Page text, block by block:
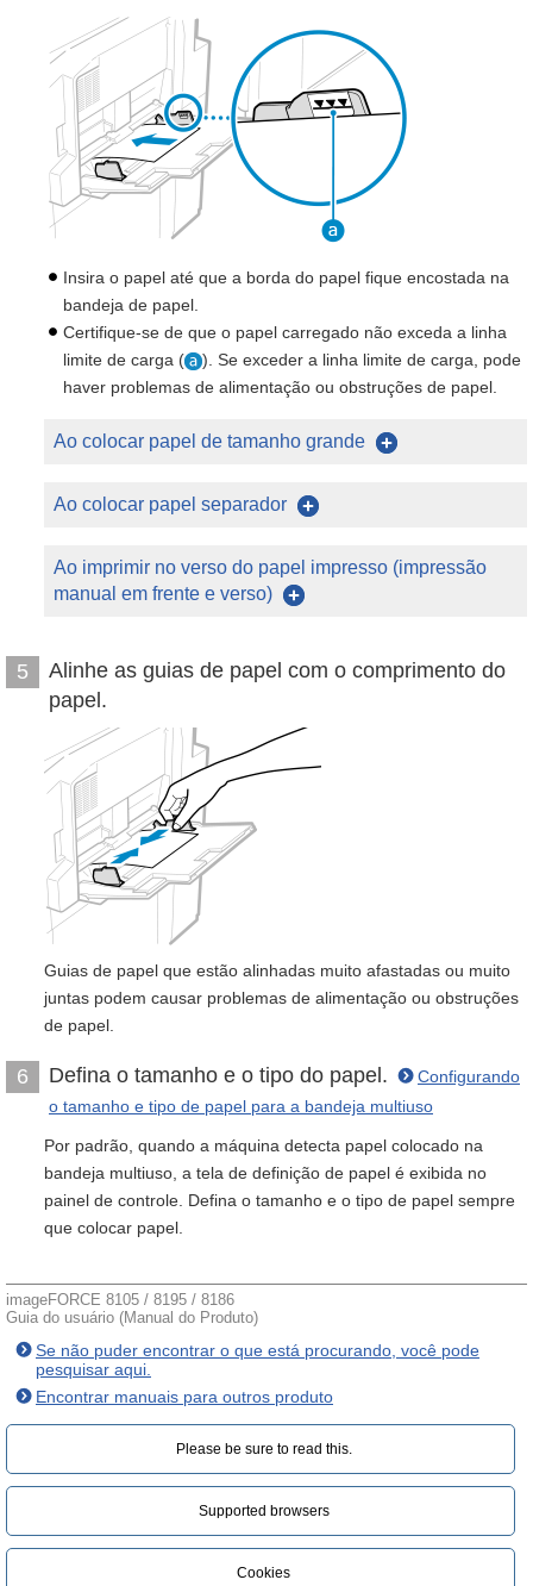
Insira o papel até que a borda do papel fique encostada na
bandeja de papel.
Certifique-se de que o papel carregado não exceda a linha
limite de carga (
). Se exceder a linha limite de carga, pode
haver problemas de alimentação ou obstruções de papel.
Ao colocar papel de tamanho grande
Ao colocar papel separador
Ao imprimir no verso do papel impresso (impressão
manual em frente e verso)
5
Alinhe as guias de papel com o comprimento do
papel.
Guias de papel que estão alinhadas muito afastadas ou muito
juntas podem causar problemas de alimentação ou obstruções
de papel.
6 Defina o tamanho e o tipo do papel.
Configurando
o tamanho e tipo de papel para a bandeja multiuso
Por padrão, quando a máquina detecta papel colocado na
bandeja multiuso, a tela de definição de papel é exibida no
painel de controle. Defina o tamanho e o tipo de papel sempre
que colocar papel.
imageFORCE 8105 / 8195 / 8186
Guia do usuário (Manual do Produto)
Se não puder encontrar o que está procurando, você pode
pesquisar aqui.
Encontrar manuais para outros produto
Please be sure to read this.‎
Supported browsers
Cookies